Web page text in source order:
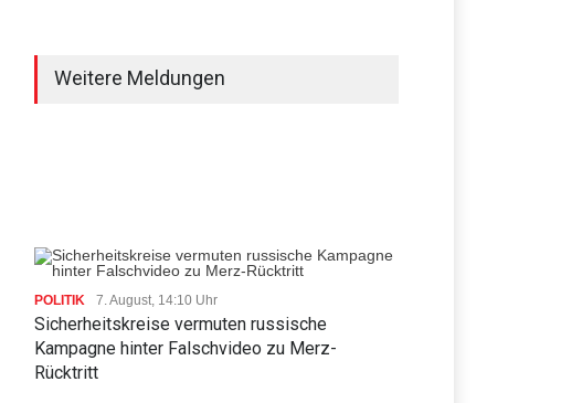
Weitere Meldungen
POLITIK 7. August, 14:10 Uhr
Sicherheitskreise vermuten russische
Kampagne hinter Falschvideo zu Merz-
Rücktritt